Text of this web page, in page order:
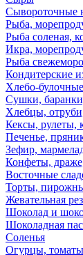
Сывороточные
Рыба,
Рыба соленая,
Икра,
Рыба
Кондитерские
Хлебо-
Сушки,
Хлебцы,
Кексы, рулеты,
Печенье,
Зефир,
Конфеты,
Восточные
Торты,
Жевательная
Шоколад и
Шоколадная
Соленья
Огурцы,